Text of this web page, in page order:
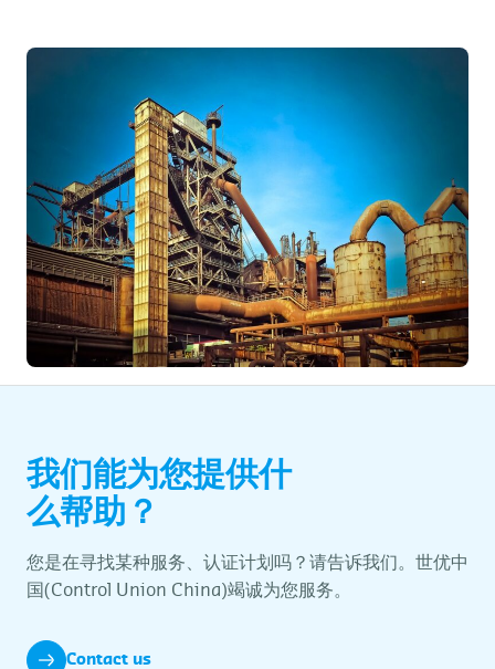
我们能为您提供什
么帮助？
您是在寻找某种服务、认证计划吗？请告诉我们。世优中
国(Control Union China)竭诚为您服务。
Contact us